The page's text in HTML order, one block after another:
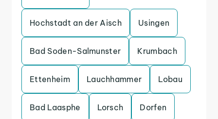
Hochstadt an der Aisch Usingen
Bad Soden-Salmunster Krumbach
Ettenheim Lauchhammer Lobau
Bad Laasphe Lorsch Dorfen